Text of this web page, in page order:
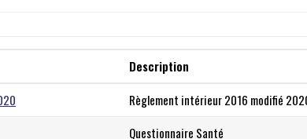
Description
Règlement intérieur 2016 modifié
Questionnaire Santé